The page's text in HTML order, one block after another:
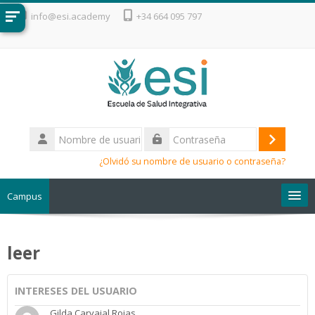
Salta al contenido principal
info@esi.academy +34 664 095 797
Nombre
de
Acceder
¿Olvidó su nombre de usuario o contraseña?
Campus
leer
INTERESES DEL USUARIO